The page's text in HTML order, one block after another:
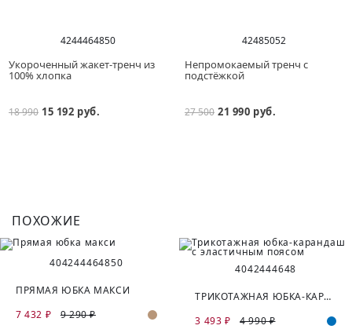
4244464850
Укороченный жакет-тренч из
100% хлопка
18 990 15 192 руб.
42485052
Непромокаемый тренч с
подстёжкой
27 500 21 990 руб.
ПОХОЖИЕ
404244464850
ПРЯМАЯ ЮБКА МАКСИ
7 432 ₽
9 290 ₽
4042444648
ТРИКОТАЖНАЯ ЮБКА-КАРАНДАШ С ЭЛАСТИЧНЫМ ПОЯСОМ
3 493 ₽
4 990 ₽